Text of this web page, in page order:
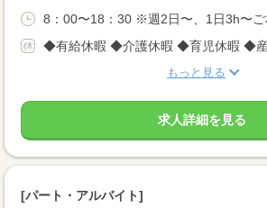
8：00〜18：30 ※週2日〜、1日3h〜ご
◆有給休暇 ◆介護休暇 ◆育児休暇 ◆
もっと見る
求人詳細を見る
[パート・アルバイト]